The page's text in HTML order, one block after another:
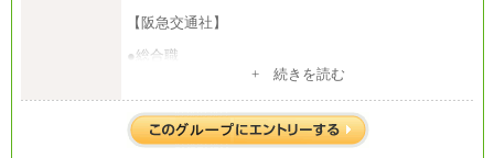
【阪急交通社】
●総合職
(※3)、239,000円(※4)、237,000円（※5）
・専門・短大卒
+ 続きを読む